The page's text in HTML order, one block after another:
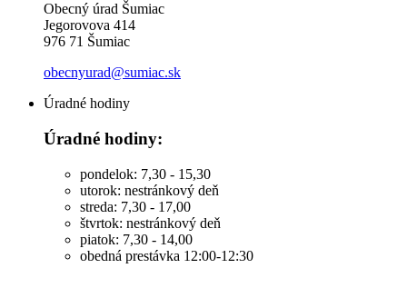
Obecný úrad Šumiac
Jegorovova 414
976 71 Šumiac
obecnyurad@sumiac.sk
Úradné hodiny
Úradné hodiny:
pondelok: 7,30 - 15,30
utorok: nestránkový deň
streda: 7,30 - 17,00
štvrtok: nestránkový deň
piatok: 7,30 - 14,00
obedná prestávka 12:00-12:30